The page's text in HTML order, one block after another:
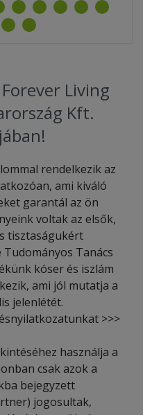
Living
Kft.
rendelkezik az
ami kiváló
garantál az ön
voltak az elsők,
tisztaságukért
Tanács
kóser és iszlám
ami jól mutatja a
jelenlétét.
>>>
használja a
csak azok a
bejegyzett
jogosultak,